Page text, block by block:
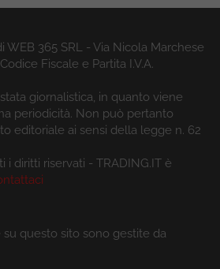
WEB 365 SRL - Via Nicola Marchese
Fiscale e Partita I.V.A.
giornalistica, in quanto viene
periodicità. Non può pertanto
editoriale ai sensi della legge n. 62
diritti riservati - TRADING.IT è
questo sito sono gestite da